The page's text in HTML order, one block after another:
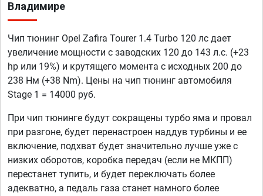
Владимире
Чип тюнинг Opel Zafira Tourer 1.4 Turbo 120 лс дает
увеличение мощности с заводских 120 до 143 л.с. (+23
hp или 19%) и крутящего момента с исходных 200 до
238 Нм (+38 Nm). Цены на чип тюнинг автомобиля
Stage 1 = 14000 руб.
При чип тюнинге будут сокращены турбо яма и провал
при разгоне, будет перенастроен наддув турбины и ее
включение, подхват будет значительно лучше уже с
низких оборотов, коробка передач (если не МКПП)
перестанет тупить, и будет переключать более
адекватно, а педаль газа станет намного более